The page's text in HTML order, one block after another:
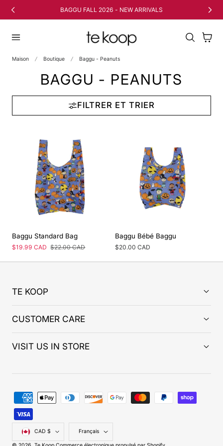
AU CONTENUBAGGU FALL 2026 - NEW ARRIVALS
Panier
Maison Boutique Baggu - Peanuts
BAGGU - PEANUTS
FILTRER ET TRIER
Baggu Standard Bag
Prix
de
$19.99 CAD Prix
régulier
$22.00 CAD
Baggu Bébé Baggu
Prix
régulier
$20.00 CAD
TE KOOP
CUSTOMER CARE
VISIT US IN STORE
Pays/région
CAD $ Français
paiement